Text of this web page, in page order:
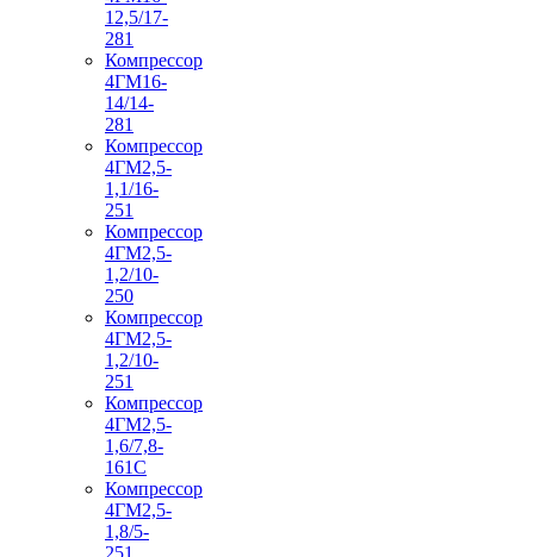
12,5/17-
281
Компрессор
4ГМ16-
14/14-
281
Компрессор
4ГМ2,5-
1,1/16-
251
Компрессор
4ГМ2,5-
1,2/10-
250
Компрессор
4ГМ2,5-
1,2/10-
251
Компрессор
4ГМ2,5-
1,6/7,8-
161С
Компрессор
4ГМ2,5-
1,8/5-